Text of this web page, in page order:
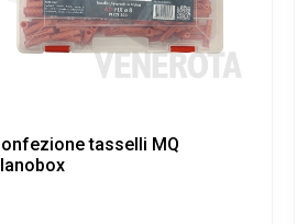
tasselli MQ